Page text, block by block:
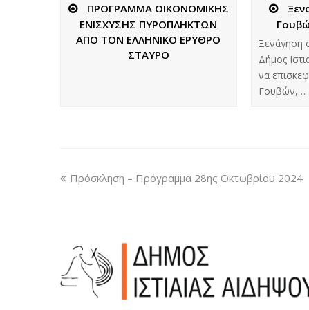
ΠΡΟΓΡΑΜΜΑ ΟΙΚΟΝΟΜΙΚΗΣ
ΕΝΙΣΧΥΣΗΣ ΠΥΡΟΠΛΗΚΤΩΝ
ΑΠΟ ΤΟΝ ΕΛΛΗΝΙΚΟ ΕΡΥΘΡΟ
ΣΤΑΥΡΟ
Ξενάγηση
Δήμος
να
Γουβών,…
Πρόσκληση – Πρόγραμμα 28ης Οκτωβρίου 2024